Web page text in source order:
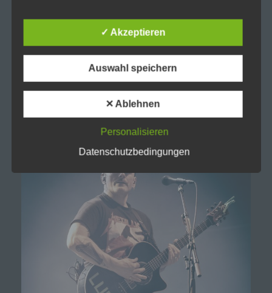
Verantwortlicher oder für die Verarbeitung
Verantwortlicher ist die natürliche oder juristische
Person, Behörde, Einrichtung oder andere Stelle,
die allein oder gemeinsam mit anderen über die
Zwecke und Mittel der Verarbeitung von
personenbezogenen Daten entscheidet. Sind die
Unionsrecht oder das Recht der Mitgliedstaaten
vorgegeben, so kann der Verantwortliche
beziehungsweise können die bestimmten
Kriterien seiner Benennung nach dem
Unionsrecht oder dem Recht der Mitgliedstaaten
h) Auftragsverarbeiter
Auftragsverarbeiter ist eine natürliche oder
juristische Person, Behörde, Einrichtung oder
andere Stelle, die personenbezogene Daten im
Auftrag des Verantwortlichen verarbeitet.
i) Empfänger
✓ Akzeptieren
Auswahl speichern
✕ Ablehnen
Personalisieren
Datenschutzbedingungen